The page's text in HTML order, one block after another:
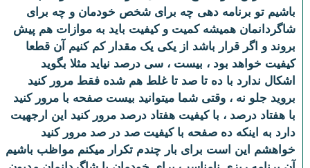
باشیم تو برنامه دهی چه برای شخص خودمان و چه برای
شاگردانمان همیشه کمیت و کیفیت باید به موازات هم پیش
بروند و اگر قرار باشد از یکی یک مقدار کم کنیم آن قطعا
کیفیت خواهد بود ، بیست ، سی درصد نیاید مثلا بگوید
اشکال ندارد با ده تا صد تا غلط هم شده فقط مرور کنید
بروید جلو نه ، وقتی شما میتوانید بیست صفحه با مرور کنید
با هفتاد درصد ، با کیفیت هفتاد درصد مرور کنید این ارجهیت
دارد به اینکه ده صفحه با کیفیت صد در صد مرور کنید
خواهشم این است برای بار چندم تکرار میکنم مواظب باشیم